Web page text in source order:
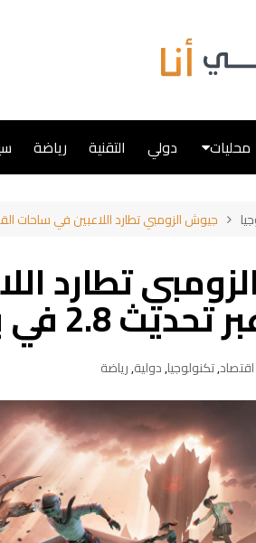
محليات
طبخ
دولي التقنية رياضة
جيوش الزومبي تطارد اللاعبين في ساحات القتال عبر
تطارد
في ببجي موبايل
اقتصاد,تكنولوجيا,دولية,رياضة